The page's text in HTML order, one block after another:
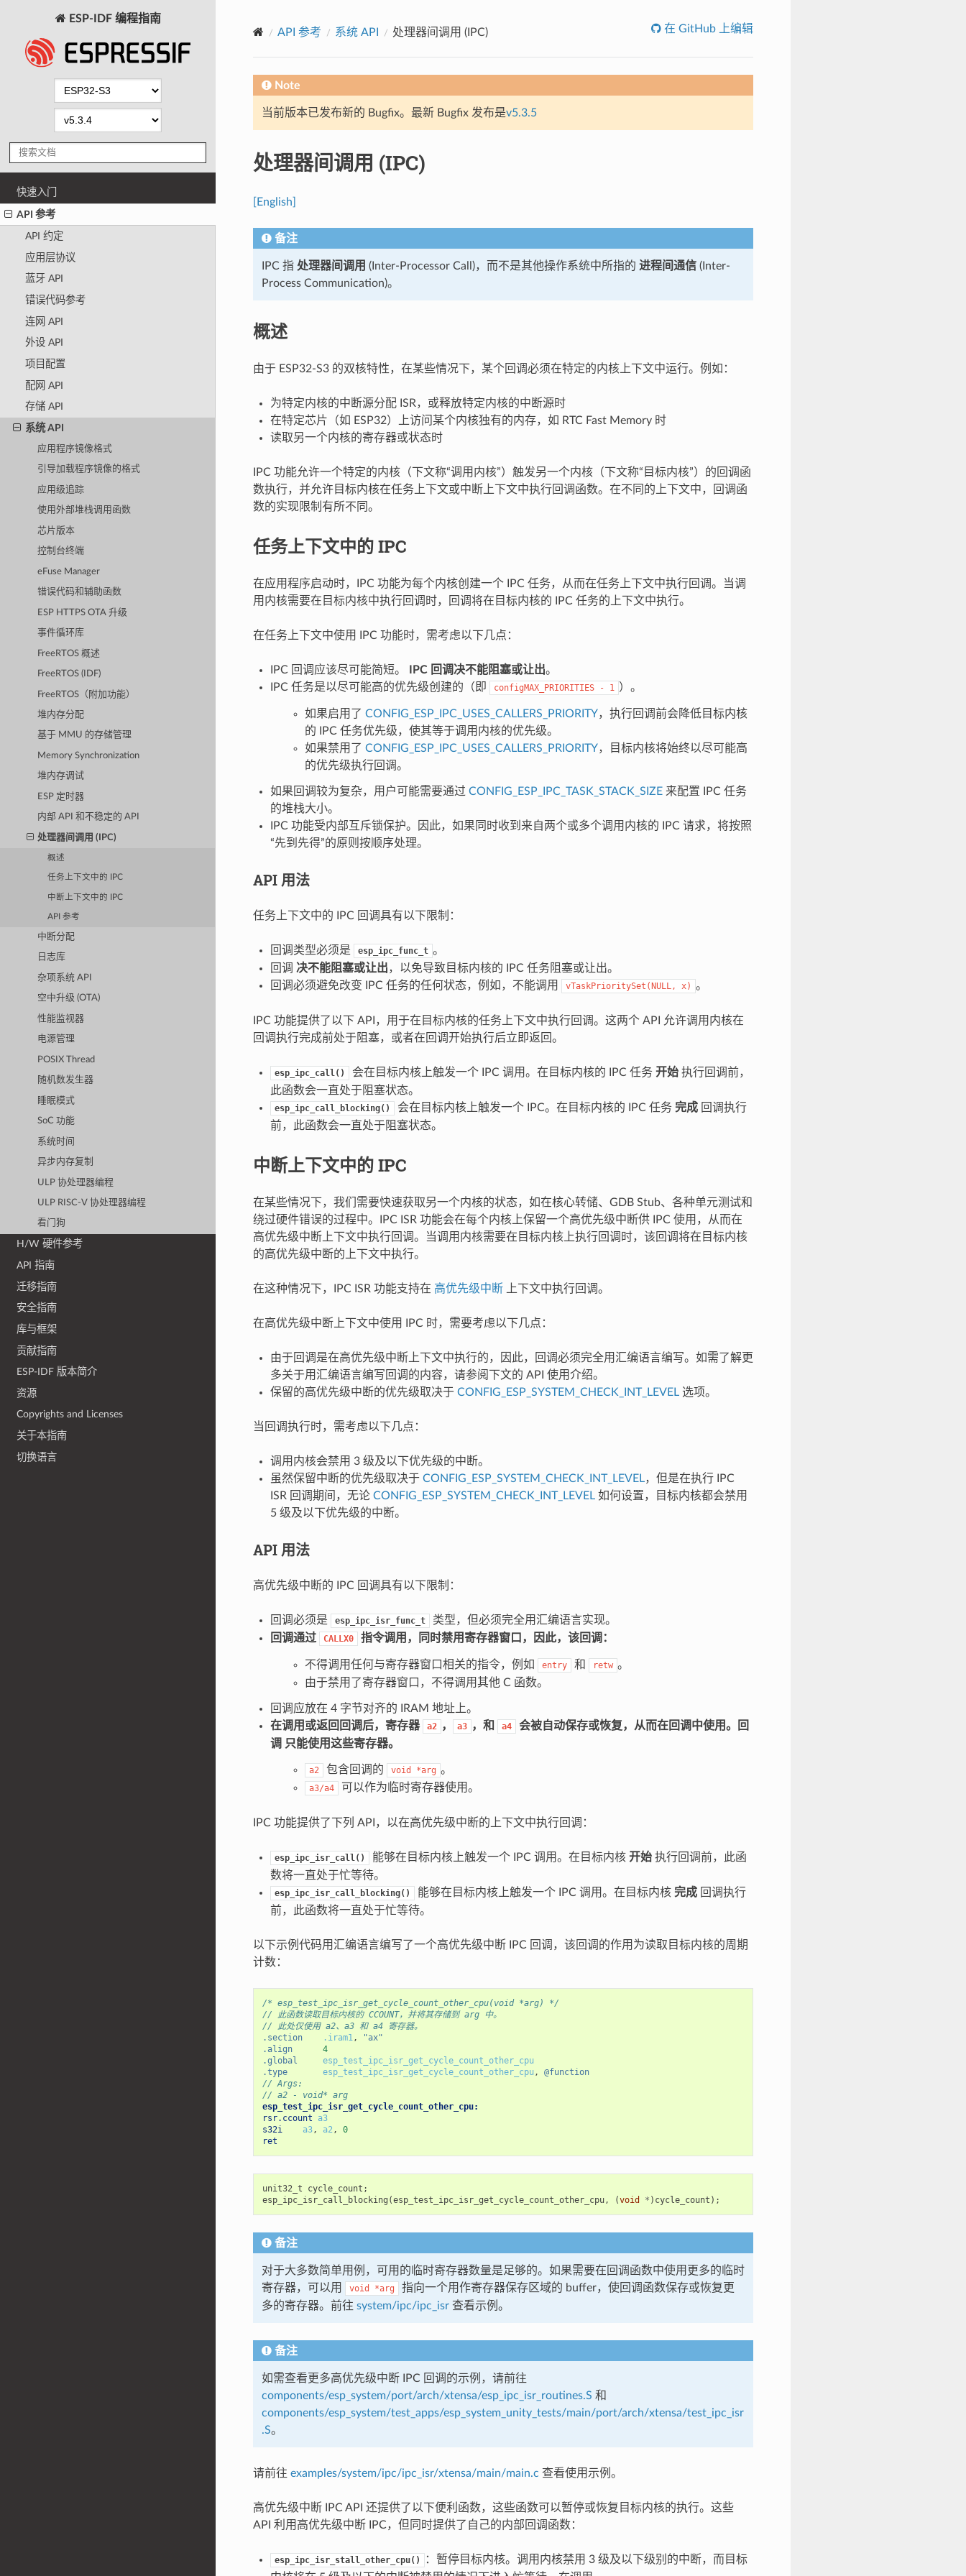
ESP-IDF 编程指南
快速入门
API 参考
API 约定
应用层协议
蓝牙 API
错误代码参考
连网 API
外设 API
项目配置
配网 API
存储 API
系统 API
应用程序镜像格式
引导加载程序镜像的格式
应用级追踪
使用外部堆栈调用函数
芯片版本
控制台终端
eFuse Manager
错误代码和辅助函数
ESP HTTPS OTA 升级
事件循环库
FreeRTOS 概述
FreeRTOS (IDF)
FreeRTOS（附加功能）
堆内存分配
基于 MMU 的存储管理
Memory Synchronization
堆内存调试
ESP 定时器
内部 API 和不稳定的 API
处理器间调用 (IPC)
概述
任务上下文中的 IPC
中断上下文中的 IPC
API 参考
中断分配
日志库
杂项系统 API
空中升级 (OTA)
性能监视器
电源管理
POSIX Thread
随机数发生器
睡眠模式
SoC 功能
系统时间
异步内存复制
ULP 协处理器编程
ULP RISC-V 协处理器编程
看门狗
H/W 硬件参考
API 指南
迁移指南
安全指南
库与框架
贡献指南
ESP-IDF 版本简介
资源
Copyrights and Licenses
关于本指南
切换语言
API 参考 系统 API 处理器间调用 (IPC) 在 GitHub 上编辑
Note
当前版本已发布新的 Bugfix。最新 Bugfix 发布是v5.3.5
处理器间调用 (IPC)
[English]
备注
IPC 指 处理器间调用 (Inter-Processor Call)，而不是其他操作系统中所指的 进程间通信(Inter-
Process Communication)。
概述
由于 ESP32-S3 的双核特性，在某些情况下，某个回调必须在特定的内核上下文中运行。例如：
为特定内核的中断源分配 ISR，或释放特定内核的中断源时
在特定芯片（如 ESP32）上访问某个内核独有的内存，如 RTC Fast Memory 时
读取另一个内核的寄存器或状态时
IPC 功能允许一个特定的内核（下文称“调用内核”）触发另一个内核（下文称“目标内核”）的回调函
数执行，并允许目标内核在任务上下文或中断上下文中执行回调函数。在不同的上下文中，回调函
数的实现限制有所不同。
任务上下文中的 IPC
在应用程序启动时，IPC 功能为每个内核创建一个 IPC 任务，从而在任务上下文中执行回调。当调
用内核需要在目标内核中执行回调时，回调将在目标内核的 IPC 任务的上下文中执行。
在任务上下文中使用 IPC 功能时，需考虑以下几点：
IPC 回调应该尽可能简短。 IPC 回调决不能阻塞或让出。
IPC 任务是以尽可能高的优先级创建的（即
configMAX_PRIORITIES - 1 ）。
如果启用了 CONFIG_ESP_IPC_USES_CALLERS_PRIORITY，执行回调前会降低目标内核
的 IPC 任务优先级，使其等于调用内核的优先级。
如果禁用了 CONFIG_ESP_IPC_USES_CALLERS_PRIORITY，目标内核将始终以尽可能高
的优先级执行回调。
如果回调较为复杂，用户可能需要通过 CONFIG_ESP_IPC_TASK_STACK_SIZE来配置 IPC 任务
的堆栈大小。
IPC 功能受内部互斥锁保护。因此，如果同时收到来自两个或多个调用内核的 IPC 请求，将按照
“先到先得”的原则按顺序处理。
API 用法
任务上下文中的 IPC 回调具有以下限制：
回调类型必须是 esp_ipc_func_t 。
回调 决不能阻塞或让出，以免导致目标内核的 IPC 任务阻塞或让出。
回调必须避免改变 IPC 任务的任何状态，例如，不能调用
vTaskPrioritySet(NULL, x) 。
IPC 功能提供了以下 API，用于在目标内核的任务上下文中执行回调。这两个 API 允许调用内核在
回调执行完成前处于阻塞，或者在回调开始执行后立即返回。
esp_ipc_call() 会在目标内核上触发一个 IPC 调用。在目标内核的 IPC 任务 开始执行回调前，
此函数会一直处于阻塞状态。
esp_ipc_call_blocking() 会在目标内核上触发一个 IPC。在目标内核的 IPC 任务 完成回调执行
前，此函数会一直处于阻塞状态。
中断上下文中的 IPC
在某些情况下，我们需要快速获取另一个内核的状态，如在核心转储、GDB Stub、各种单元测试和
绕过硬件错误的过程中。IPC ISR 功能会在每个内核上保留一个高优先级中断供 IPC 使用，从而在
高优先级中断上下文中执行回调。当调用内核需要在目标内核上执行回调时，该回调将在目标内核
的高优先级中断的上下文中执行。
在这种情况下，IPC ISR 功能支持在 高优先级中断上下文中执行回调。
在高优先级中断上下文中使用 IPC 时，需要考虑以下几点：
由于回调是在高优先级中断上下文中执行的，因此，回调必须完全用汇编语言编写。如需了解更
多关于用汇编语言编写回调的内容，请参阅下文的 API 使用介绍。
保留的高优先级中断的优先级取决于 CONFIG_ESP_SYSTEM_CHECK_INT_LEVEL选项。
当回调执行时，需考虑以下几点：
调用内核会禁用 3 级及以下优先级的中断。
虽然保留中断的优先级取决于 CONFIG_ESP_SYSTEM_CHECK_INT_LEVEL，但是在执行 IPC
ISR 回调期间，无论 CONFIG_ESP_SYSTEM_CHECK_INT_LEVEL如何设置，目标内核都会禁用
5 级及以下优先级的中断。
API 用法
高优先级中断的 IPC 回调具有以下限制：
回调必须是 esp_ipc_isr_func_t
类型，但必须完全用汇编语言实现。
回调通过
CALLX0 指令调用，同时禁用寄存器窗口，因此，该回调：
不得调用任何与寄存器窗口相关的指令，例如 entry 和 retw 。
由于禁用了寄存器窗口，不得调用其他 C 函数。
回调应放在 4 字节对齐的 IRAM 地址上。
在调用或返回回调后，寄存器
a2 ， a3 ，和 a4
会被自动保存或恢复，从而在回调中使用。回
调 只能使用这些寄存器。
a2 包含回调的 void *arg 。
a3/a4 可以作为临时寄存器使用。
IPC 功能提供了下列 API，以在高优先级中断的上下文中执行回调：
esp_ipc_isr_call() 能够在目标内核上触发一个 IPC 调用。在目标内核 开始执行回调前，此函
数将一直处于忙等待。
esp_ipc_isr_call_blocking() 能够在目标内核上触发一个 IPC 调用。在目标内核 完成回调执行
前，此函数将一直处于忙等待。
以下示例代码用汇编语言编写了一个高优先级中断 IPC 回调，该回调的作用为读取目标内核的周期
计数：
/* esp_test_ipc_isr_get_cycle_count_other_cpu(void *arg) */
// 此函数读取目标内核的 CCOUNT，并将其存储到 arg 中。
// 此处仅使用 a2、a3 和 a4 寄存器。
.section
.iram1,
"ax"
.align
4
.global
esp_test_ipc_isr_get_cycle_count_other_cpu
.type
esp_test_ipc_isr_get_cycle_count_other_cpu ,
@function
// Args:
// a2 - void* arg
esp_test_ipc_isr_get_cycle_count_other_cpu:
rsr.ccount
a3
s32i
a3, a2,
0
ret
unit32_t cycle_count ;
esp_ipc_isr_call_blocking (esp_test_ipc_isr_get_cycle_count_other_cpu, (void * ) cycle_count );
备注
对于大多数简单用例，可用的临时寄存器数量是足够的。如果需要在回调函数中使用更多的临时
寄存器，可以用
void *arg
指向一个用作寄存器保存区域的 buffer，使回调函数保存或恢复更
多的寄存器。前往 system/ipc/ipc_isr查看示例。
备注
如需查看更多高优先级中断 IPC 回调的示例，请前往
components/esp_system/port/arch/xtensa/esp_ipc_isr_routines.S 和
components/esp_system/test_apps/esp_system_unity_tests/main/port/arch/xtensa/test_ipc_isr
.S。
请前往 examples/system/ipc/ipc_isr/xtensa/main/main.c 查看使用示例。
高优先级中断 IPC API 还提供了以下便利函数，这些函数可以暂停或恢复目标内核的执行。这些
API 利用高优先级中断 IPC，但同时提供了自己的内部回调函数：
esp_ipc_isr_stall_other_cpu()
：暂停目标内核。调用内核禁用 3 级及以下级别的中断，而目标